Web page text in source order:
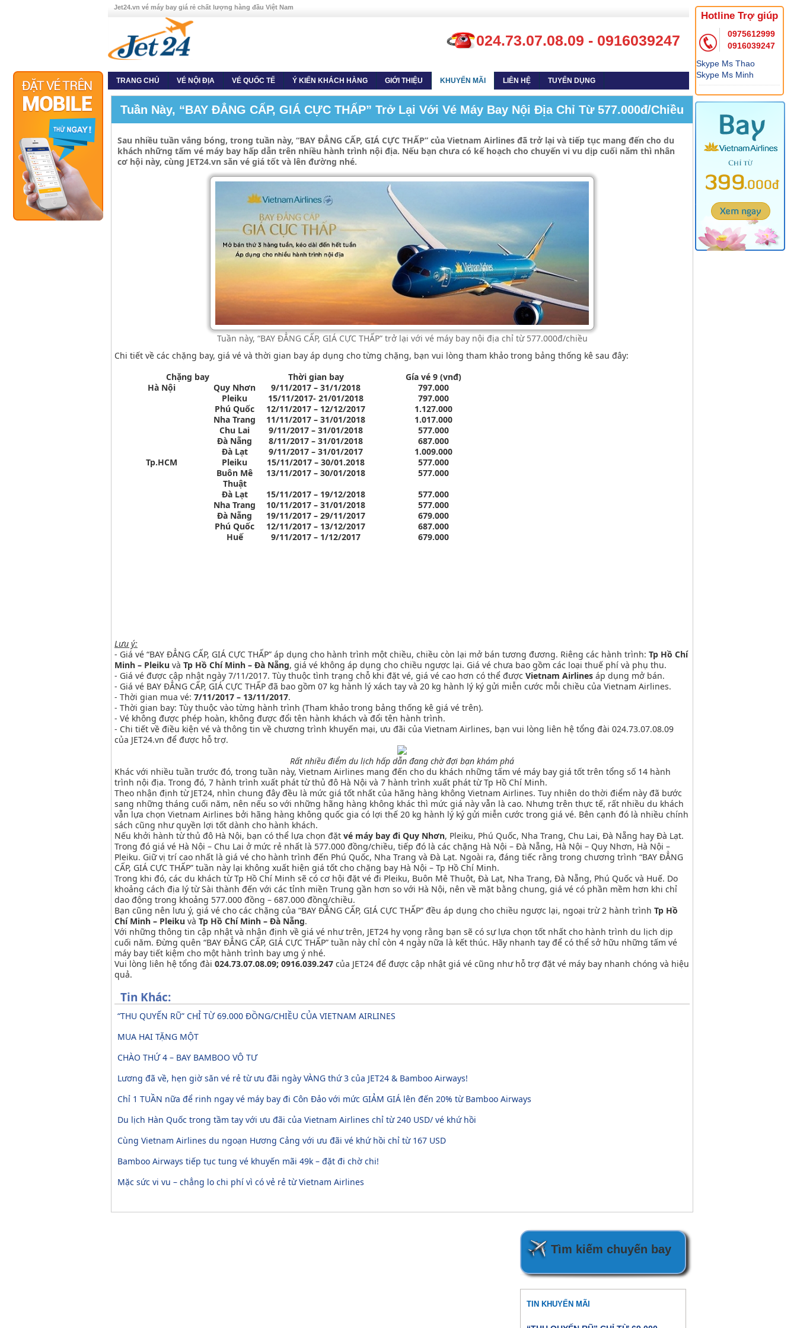
Jet24.vn vé máy bay giá rẻ chất lượng hàng đầu Việt Nam
024.73.07.08.09 - 0916039247
TRANG CHỦ VÉ NỘI ĐỊA VÉ QUỐC TẾ Ý KIẾN KHÁCH HÀNG GIỚI THIỆU KHUYẾN MÃI LIÊN HỆ TUYỂN DỤNG
Hotline Trợ giúp
0975612999
0916039247
Skype Ms Thao
Skype Ms Minh
Tuần Này, “BAY ĐẲNG CẤP, GIÁ CỰC THẤP” Trở Lại Với Vé Máy Bay Nội Địa Chỉ Từ 577.000đ/chiều
Sau nhiều tuần vắng bóng, trong tuần này, “BAY ĐẲNG CẤP, GIÁ CỰC THẤP” của Vietnam Airlines đã trở lại và tiếp tục mang đến cho du
khách những tấm vé máy bay hấp dẫn trên nhiều hành trình nội địa. Nếu bạn chưa có kế hoạch cho chuyến vi vu dịp cuối năm thì nhân
cơ hội này, cùng JET24.vn săn vé giá tốt và lên đường nhé.
Tuần này, “BAY ĐẲNG CẤP, GIÁ CỰC THẤP” trở lại với vé máy bay nội địa chỉ từ 577.000đ/chiều
Chi tiết về các chặng bay, giá vé và thời gian bay áp dụng cho từng chặng, bạn vui lòng tham khảo trong bảng thống kê sau đây:
Chặng bay
Thời gian bay
Gía vé 9 (vnđ)
Hà Nội
Quy Nhơn 9/11/2017 – 31/1/2018
797.000
Pleiku
15/11/2017- 21/01/2018
797.000
Phú Quốc
12/11/2017 – 12/12/2017
1.127.000
Nha Trang
11/11/2017 – 31/01/2018
1.017.000
Chu Lai
9/11/2017 – 31/01/2018
577.000
Đà Nẵng
8/11/2017 – 31/01/2018
687.000
Đà Lạt
9/11/2017 – 31/01/2017
1.009.000
Tp.HCM
Pleiku 15/11/2017 – 30/01.2018
577.000
Buôn Mê
Thuật
13/11/2017 – 30/01/2018
577.000
Đà Lạt
15/11/2017 – 19/12/2018
577.000
Nha Trang
10/11/2017 – 31/01/2018
577.000
Đà Nẵng
19/11/2017 – 29/11/2017
679.000
Phú Quốc
12/11/2017 – 13/12/2017
687.000
Huế
9/11/2017 – 1/12/2017 679.000
Lưu ý:
- Giá vé “BAY ĐẲNG CẤP, GIÁ CỰC THẤP” áp dụng cho hành trình một chiều, chiều còn lại mở bán tương đương. Riêng các hành trình: Tp Hồ Chí
Minh – Pleiku và Tp Hồ Chí Minh – Đà Nẵng, giá vé không áp dụng cho chiều ngược lại. Giá vé chưa bao gồm các loại thuế phí và phụ thu.
- Giá vé được cập nhật ngày 7/11/2017. Tùy thuộc tình trạng chỗ khi đặt vé, giá vé cao hơn có thể được Vietnam Airlines áp dụng mở bán.
- Giá vé BAY ĐẲNG CẤP, GIÁ CỰC THẤP đã bao gồm 07 kg hành lý xách tay và 20 kg hành lý ký gửi miễn cước mỗi chiều của Vietnam Airlines.
- Thời gian mua vé: 7/11/2017 – 13/11/2017.
- Thời gian bay: Tùy thuộc vào từng hành trình (Tham khảo trong bảng thống kê giá vé trên).
- Vé không được phép hoàn, không được đổi tên hành khách và đổi tên hành trình.
- Chi tiết về điều kiện vé và thông tin về chương trình khuyến mại, ưu đãi của Vietnam Airlines, bạn vui lòng liên hệ tổng đài 024.73.07.08.09
của JET24.vn để được hỗ trợ.
Rất nhiều điểm du lịch hấp dẫn đang chờ đợi bạn khám phá
Khác với nhiều tuần trước đó, trong tuần này, Vietnam Airlines mang đến cho du khách những tấm vé máy bay giá tốt trên tổng số 14 hành
trình nội địa. Trong đó, 7 hành trình xuất phát từ thủ đô Hà Nội và 7 hành trình xuất phát từ Tp Hồ Chí Minh.
Theo nhận định từ JET24, nhìn chung đây đều là mức giá tốt nhất của hãng hàng không Vietnam Airlines. Tuy nhiên do thời điểm này đã bước
sang những tháng cuối năm, nên nếu so với những hãng hàng không khác thì mức giá này vẫn là cao. Nhưng trên thực tế, rất nhiều du khách
vẫn lựa chọn Vietnam Airlines bởi hãng hàng không quốc gia có lợi thế 20 kg hành lý ký gửi miễn cước trong giá vé. Bên cạnh đó là nhiều chính
sách cũng như quyền lợi tốt dành cho hành khách.
Nếu khởi hành từ thủ đô Hà Nội, bạn có thể lựa chọn đặt vé máy bay đi Quy Nhơn, Pleiku, Phú Quốc, Nha Trang, Chu Lai, Đà Nẵng hay Đà Lạt.
Trong đó giá vé Hà Nội – Chu Lai ở mức rẻ nhất là 577.000 đồng/chiều, tiếp đó là các chặng Hà Nội – Đà Nẵng, Hà Nội – Quy Nhơn, Hà Nội –
Pleiku. Giữ vị trí cao nhất là giá vé cho hành trình đến Phú Quốc, Nha Trang và Đà Lạt. Ngoài ra, đáng tiếc rằng trong chương trình “BAY ĐẲNG
CẤP, GIÁ CỰC THẤP” tuần này lại không xuất hiện giá tốt cho chặng bay Hà Nội – Tp Hồ Chí Minh.
Trong khi đó, các du khách từ Tp Hồ Chí Minh sẽ có cơ hội đặt vé đi Pleiku, Buôn Mê Thuột, Đà Lạt, Nha Trang, Đà Nẵng, Phú Quốc và Huế. Do
khoảng cách địa lý từ Sài thành đến với các tỉnh miền Trung gần hơn so với Hà Nội, nên về mặt bằng chung, giá vé có phần mềm hơn khi chỉ
dao động trong khoảng 577.000 đồng – 687.000 đồng/chiều.
Bạn cũng nên lưu ý, giá vé cho các chặng của “BAY ĐẲNG CẤP, GIÁ CỰC THẤP” đều áp dụng cho chiều ngược lại, ngoại trừ 2 hành trình Tp Hồ
Chí Minh – Pleiku và Tp Hồ Chí Minh – Đà Nẵng.
Với những thông tin cập nhật và nhận định về giá vé như trên, JET24 hy vọng rằng bạn sẽ có sự lựa chọn tốt nhất cho hành trình du lịch dịp
cuối năm. Đừng quên “BAY ĐẲNG CẤP, GIÁ CỰC THẤP” tuần này chỉ còn 4 ngày nữa là kết thúc. Hãy nhanh tay để có thể sở hữu những tấm vé
máy bay tiết kiệm cho một hành trình bay ưng ý nhé.
Vui lòng liên hệ tổng đài 024.73.07.08.09; 0916.039.247 của JET24 để được cập nhật giá vé cũng như hỗ trợ đặt vé máy bay nhanh chóng và hiệu
quả.
Tin Khác:
“THU QUYẾN RŨ” CHỈ TỪ 69.000 ĐỒNG/CHIỀU CỦA VIETNAM AIRLINES
MUA HAI TẶNG MỘT
CHÀO THỨ 4 – BAY BAMBOO VÔ TƯ
Lương đã về, hẹn giờ săn vé rẻ từ ưu đãi ngày VÀNG thứ 3 của JET24 & Bamboo Airways!
Chỉ 1 TUẦN nữa để rinh ngay vé máy bay đi Côn Đảo với mức GIẢM GIÁ lên đến 20% từ Bamboo Airways
Du lịch Hàn Quốc trong tầm tay với ưu đãi của Vietnam Airlines chỉ từ 240 USD/ vé khứ hồi
Cùng Vietnam Airlines du ngoạn Hương Cảng với ưu đãi vé khứ hồi chỉ từ 167 USD
Bamboo Airways tiếp tục tung vé khuyến mãi 49k – đặt đi chờ chi!
Mặc sức vi vu – chẳng lo chi phí vì có vẻ rẻ từ Vietnam Airlines
Tìm kiếm chuyến bay
TIN KHUYẾN MÃI